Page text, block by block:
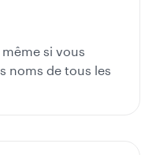
même si vous
noms de tous les